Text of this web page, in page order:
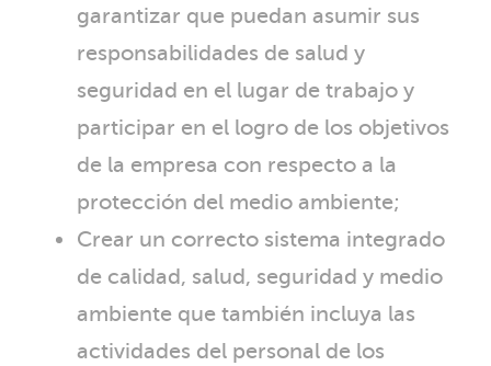
garantizar que puedan asumir sus
responsabilidades de salud y
seguridad en el lugar de trabajo y
participar en el logro de los objetivos
de la empresa con respecto a la
protección del medio ambiente;
Crear un correcto sistema integrado
de calidad, salud, seguridad y medio
ambiente que también incluya las
actividades del personal de los